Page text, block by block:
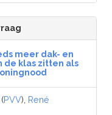
meer dak- en
de klas zitten als
(PVV), René